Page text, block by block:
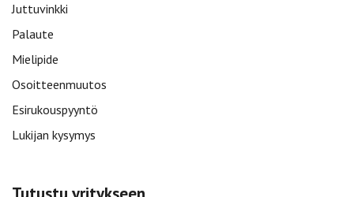
Juttuvinkki
Palaute
Mielipide
Osoitteenmuutos
Esirukouspyyntö
Lukijan kysymys